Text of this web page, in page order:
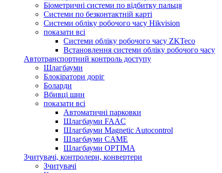
Біометричні системи по відбитку пальця
Системи по безконтактній карті
Системи обліку робочого часу Hikvision
показати всі
Системи обліку робочого часу ZKTeco
Встановлення системи обліку робочого часу
Автотранспортний контроль доступу
Шлагбауми
Блокіратори доріг
Боларди
Вбивці шин
показати всі
Автоматичні парковки
Шлагбауми FAAC
Шлагбауми Magnetic Autocontrol
Шлагбауми CAME
Шлагбауми OPTIMA
Зчитувачі, контролери, конвертери
Зчитувачі